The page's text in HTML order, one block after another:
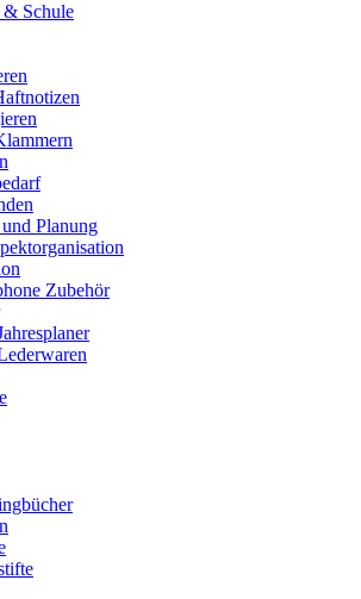
Schule
Planung
Zubehör